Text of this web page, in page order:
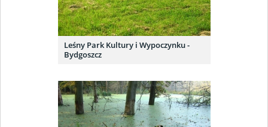
Leśny Park Kultury i Wypoczynku -
Bydgoszcz